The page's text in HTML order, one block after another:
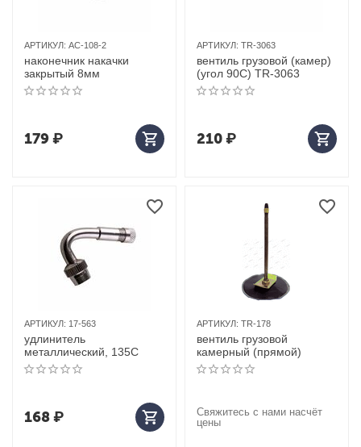
АРТИКУЛ: AC-108-2
наконечник накачки
закрытый 8мм
179₽
АРТИКУЛ: TR-3063
вентиль грузовой (камер)
(угол 90С) TR-3063
210₽
АРТИКУЛ: 17-563
удлинитель
металлический, 135С
168₽
АРТИКУЛ: TR-178
вентиль грузовой
камерный (прямой)
Свяжитесь с нами насчёт
цены